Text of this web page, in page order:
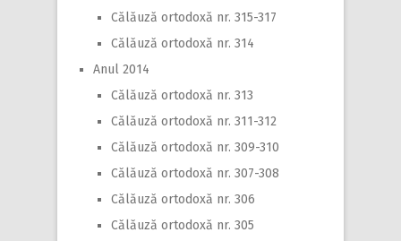
Călăuză ortodoxă nr. 315-317
Călăuză ortodoxă nr. 314
Anul 2014
Călăuză ortodoxă nr. 313
Călăuză ortodoxă nr. 311-312
Călăuză ortodoxă nr. 309-310
Călăuză ortodoxă nr. 307-308
Călăuză ortodoxă nr. 306
Călăuză ortodoxă nr. 305